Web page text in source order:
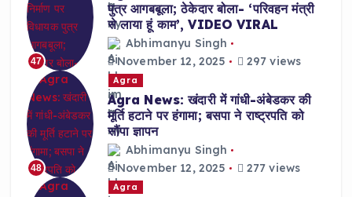
47
पुत्र आगबबूला; ठेकेदार बोला- ‘परिवहन मंत्री
से लाया हूं काम’, VIDEO VIRAL
Abhimanyu Singh
November 12, 2025
297 views
48
Agra
Agra News: खंदारी में गांधी-अंबेडकर की
मूर्ति हटाने पर हंगामा; बसपा ने राष्ट्रपति को
सौंपा ज्ञापन
Abhimanyu Singh
November 12, 2025
277 views
Agra